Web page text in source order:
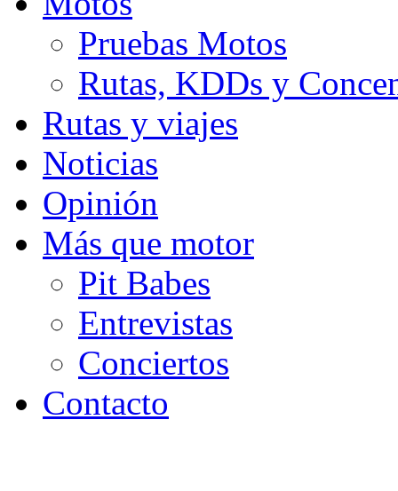
Pruebas Motos
Rutas, KDDs y
Rutas y viajes
Noticias
Opinión
Más que motor
Pit Babes
Entrevistas
Conciertos
Contacto